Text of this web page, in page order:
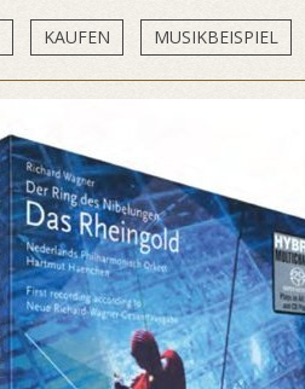
KAUFEN MUSIKBEISPIEL